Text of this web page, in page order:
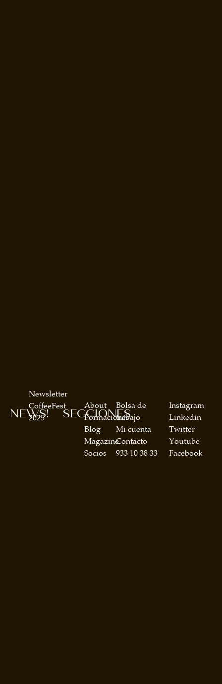
SECCIONES
About
Formaciones
Blog
Magazine
Socios
Bolsa de
trabajo
Mi cuenta
Contacto
933 10 38 33
NEWS!
Newsletter
CoffeeFest
2025
Instagram
Linkedin
Twitter
Youtube
Facebook